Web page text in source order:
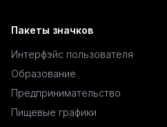
Пакеты значков
Интерфэйс пользователя
Образование
Предпринимательство
Пищевые графики